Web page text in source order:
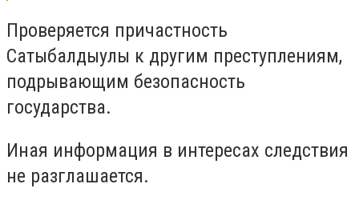
Проверяется причастность
Сатыбалдыулы к другим преступлениям,
подрывающим безопасность
государства.
Иная информация в интересах следствия
не разглашается.